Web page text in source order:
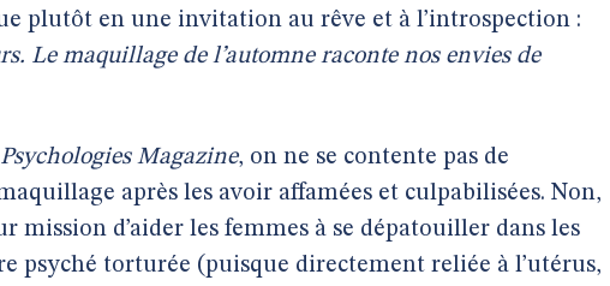
plutôt en une invitation au rêve et à l’introspection :
Le maquillage de l’automne raconte nos envies de
Psychologies Magazine, on ne se contente pas de
après les avoir affamées et culpabilisées. Non,
mission d’aider les femmes à se dépatouiller dans les
psyché torturée (puisque directement reliée à l’utérus,